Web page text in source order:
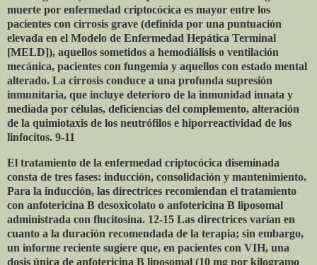
muerte por enfermedad criptocócica es mayor entre los
pacientes con cirrosis grave (definida por una puntuación
elevada en el Modelo de Enfermedad Hepática Terminal
[MELD]), aquellos sometidos a hemodiálisis o ventilación
mecánica, pacientes con fungemia y aquellos con estado mental
alterado. La cirrosis conduce a una profunda supresión
inmunitaria, que incluye deterioro de la inmunidad innata y
mediada por células, deficiencias del complemento, alteración
de la quimiotaxis de los neutrófilos e hiporreactividad de los
linfocitos. 9-11
El tratamiento de la enfermedad criptocócica diseminada
consta de tres fases: inducción, consolidación y mantenimiento.
Para la inducción, las directrices recomiendan el tratamiento
con anfotericina B desoxicolato o anfotericina B liposomal
administrada con flucitosina. 12-15 Las directrices varían en
cuanto a la duración recomendada de la terapia; sin embargo,
un informe reciente sugiere que, en pacientes con VIH, una
dosis única de anfotericina B liposomal (10 mg por kilogramo